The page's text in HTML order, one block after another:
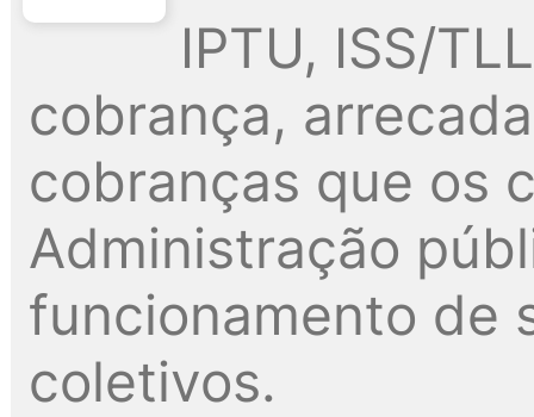
IPTU, ISS/
cobrança,
cobranças que os
Administração
funcionamento de
coletivos.